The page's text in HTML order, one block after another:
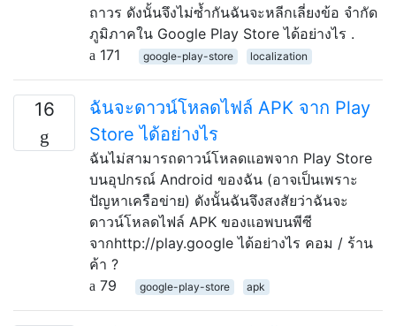
ถาวร ดังนั้นจึงไม่ซ้ำกันฉันจะหลีกเลี่ยงข้อ จำกัด
ภูมิภาคใน Google Play Store ได้อย่างไร .
171
google-play-store localization
16
ฉันจะดาวน์โหลดไฟล์ APK จาก Play
Store ได้อย่างไร
ฉันไม่สามารถดาวน์โหลดแอพจาก Play Store
บนอุปกรณ์ Android ของฉัน (อาจเป็นเพราะ
ปัญหาเครือข่าย) ดังนั้นฉันจึงสงสัยว่าฉันจะ
ดาวน์โหลดไฟล์ APK ของแอพบนพีซี
จากhttp://play.google ได้อย่างไร คอม / ร้าน
ค้า ?
79
google-play-store apk